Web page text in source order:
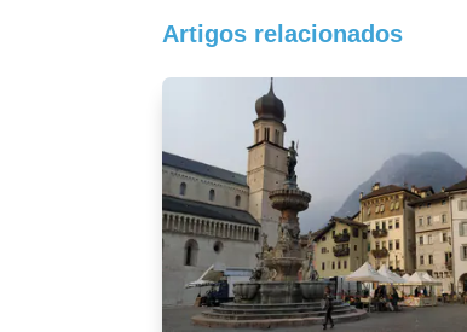
Artigos relacionados